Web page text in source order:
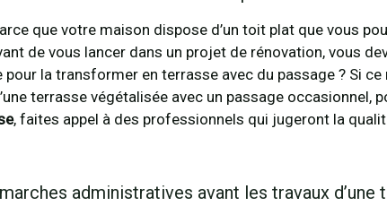
que votre maison dispose d’un toit plat que vous
de vous lancer dans un projet de rénovation, vous
la transformer en terrasse avec du passage ? Si ce
terrasse végétalisée avec un passage occasionnel,
, faites appel à des professionnels qui jugeront la
administratives avant les travaux